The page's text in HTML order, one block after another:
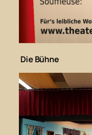
Die Bühne